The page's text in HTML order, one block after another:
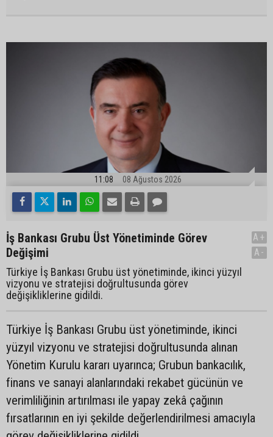
11:08 08 Ağustos 2026
İş Bankası Grubu Üst Yönetiminde Görev
Değişimi
Türkiye İş Bankası Grubu üst yönetiminde, ikinci yüzyıl
vizyonu ve stratejisi doğrultusunda görev
değişikliklerine gidildi.
A+
A-
Türkiye İş Bankası Grubu üst yönetiminde, ikinci
yüzyıl vizyonu ve stratejisi doğrultusunda alınan
Yönetim Kurulu kararı uyarınca; Grubun bankacılık,
finans ve sanayi alanlarındaki rekabet gücünün ve
verimliliğinin artırılması ile yapay zekâ çağının
fırsatlarının en iyi şekilde değerlendirilmesi amacıyla